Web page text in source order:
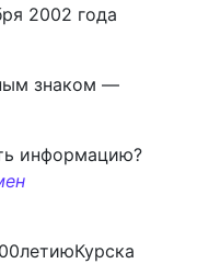
2002 года
знаком —
информацию?